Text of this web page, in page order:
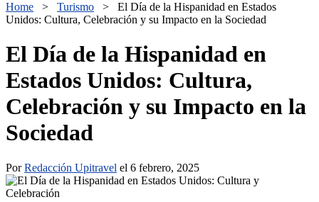
Home > Turismo > El Día de la Hispanidad en Estados
Unidos: Cultura, Celebración y su Impacto en la Sociedad
El Día de la Hispanidad en
Estados Unidos: Cultura,
Celebración y su Impacto en la
Sociedad
PorRedacción Upitravel el 6 febrero, 2025